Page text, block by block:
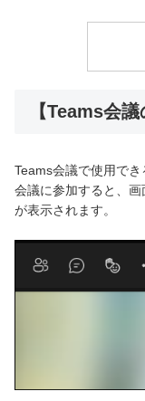
【Teams会
Teams会議で使用でき
会議に参加すると、
が表示されます。